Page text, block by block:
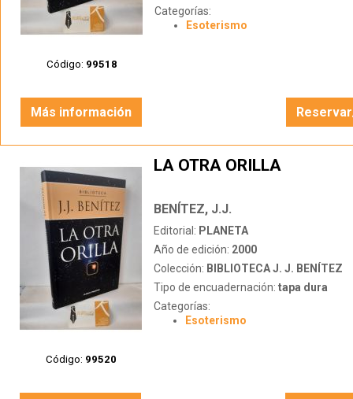
Código: 99518
Categorías:
Esoterismo
Más información
Código: 99520
LA OTRA ORILLA
BENÍTEZ, J.J.
Editorial: PLANETA
Año de edición: 2000
Colección: BIBLIOTECA J. J. BENÍTEZ
Tipo de encuadernación: tapa dura
Categorías:
Esoterismo